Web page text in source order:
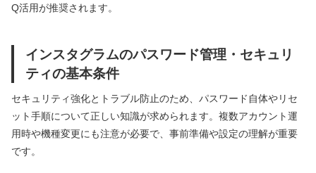
Q活用が推奨されます。
インスタグラムのパスワード管理・セキュリ
ティの基本条件
セキュリティ強化とトラブル防止のため、パスワード自体やリセ
ット手順について正しい知識が求められます。複数アカウント運
用時や機種変更にも注意が必要で、事前準備や設定の理解が重要
です。